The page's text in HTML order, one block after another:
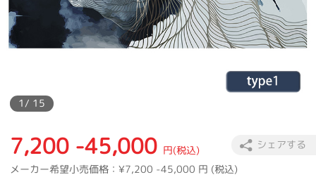
1/ 15
7,200 -45,000 円(税込)
メーカー希望小売価格：¥7,200 -45,000 円 (税込)
シェアする